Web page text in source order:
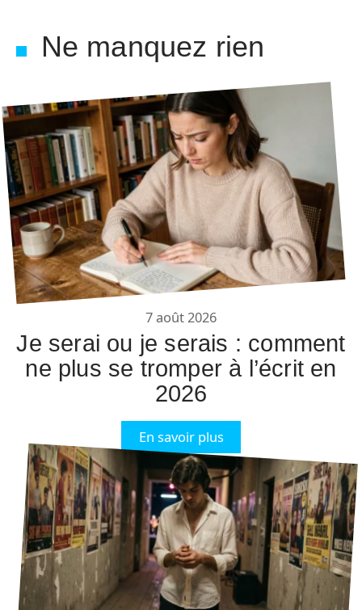
Ne manquez rien
7 août 2026
Je serai ou je serais : comment
ne plus se tromper à l’écrit en
2026
En savoir plus